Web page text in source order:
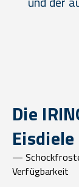
Die
Eisdiele
—
Verfügbarkeit